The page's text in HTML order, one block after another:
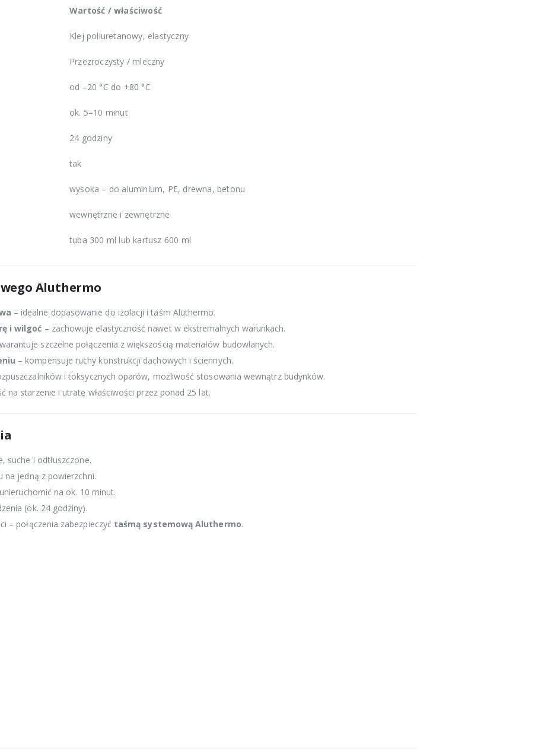
Wartość / właściwość
Klej poliuretanowy, elastyczny
Przezroczysty / mleczny
od –20 °C do +80 °C
ok. 5–10 minut
24 godziny
tak
wysoka – do aluminium, PE, drewna, betonu
wewnętrzne i zewnętrzne
tuba 300 ml lub kartusz 600 ml
Aluthermo
– idealne dopasowanie do izolacji i taśm Aluthermo.
i wilgoć – zachowuje elastyczność nawet w ekstremalnych warunkach.
szczelne połączenia z większością materiałów budowlanych.
– kompensuje ruchy konstrukcji dachowych i ściennych.
i toksycznych oparów, możliwość stosowania wewnątrz budynków.
na starzenie i utratę właściwości przez ponad 25 lat.
suche i odtłuszczone.
na jedną z powierzchni.
na ok. 10 minut.
(ok. 24 godziny).
– połączenia zabezpieczyć taśmą systemową Aluthermo.